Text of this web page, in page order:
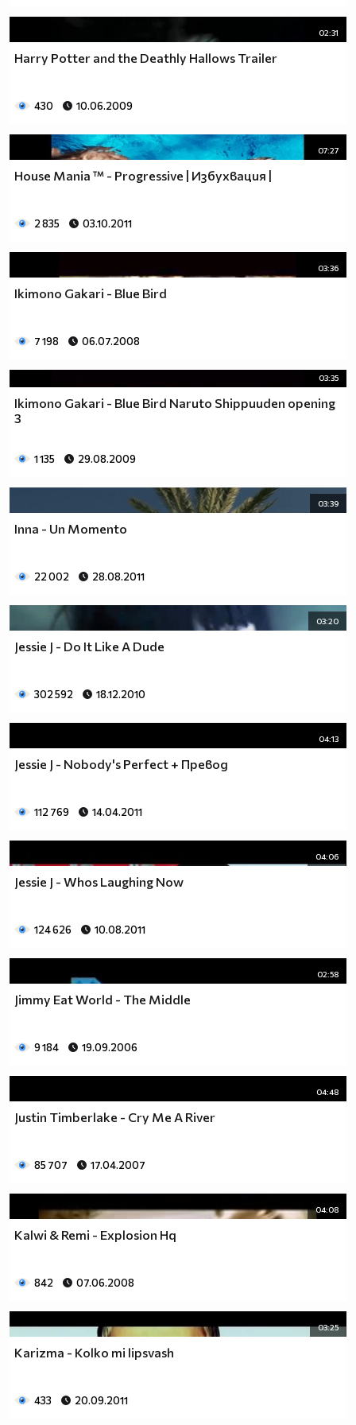
02:31
Harry Potter and the Deathly Hallows Trailer
430 10.06.2009
07:27
House Mania ™ - Progressive | Избухвация |
2 835 03.10.2011
03:36
Ikimono Gakari - Blue Bird
7 198 06.07.2008
03:35
Ikimono Gakari - Blue Bird Naruto Shippuuden opening
3
1 135 29.08.2009
03:39
Inna - Un Momento
22 002 28.08.2011
03:20
Jessie J - Do It Like A Dude
302 592 18.12.2010
04:13
Jessie J - Nobody's Perfect + Превод
112 769 14.04.2011
04:06
Jessie J - Whos Laughing Now
124 626 10.08.2011
02:58
Jimmy Eat World - The Middle
9 184 19.09.2006
04:48
Justin Timberlake - Cry Me A River
85 707 17.04.2007
04:08
Kalwi & Remi - Explosion Hq
842 07.06.2008
03:25
Karizma - Kolko mi lipsvash
433 20.09.2011